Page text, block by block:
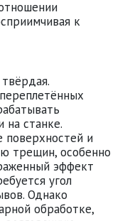
к
на станке.
поверхностей и
трещин, особенно
эффект
угол
Однако
обработке,